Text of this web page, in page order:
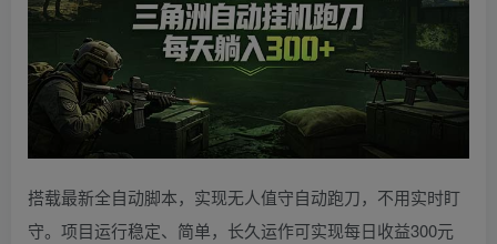
搭载最新全自动脚本，实现无人值守自动跑刀，不用实时盯
守。项目运行稳定、简单，长久运作可实现每日收益300元